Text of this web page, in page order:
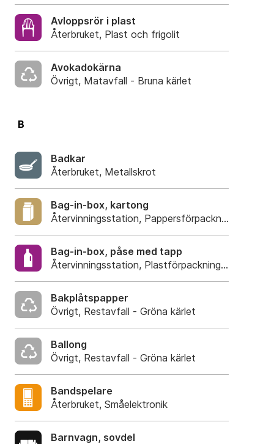
Avloppsrör i plast
Återbruket, Plast och frigolit
Avokadokärna
Övrigt, Matavfall - Bruna kärlet
B
Badkar
Återbruket, Metallskrot
Bag-in-box, kartong
Återvinningsstation, Pappersförpackningar.
Bag-in-box, påse med tapp
Återvinningsstation, Plastförpackningar. Eller
Bakplåtspapper
Övrigt, Restavfall - Gröna kärlet
Ballong
Övrigt, Restavfall - Gröna kärlet
Bandspelare
Återbruket, Småelektronik
Barnvagn, sovdel